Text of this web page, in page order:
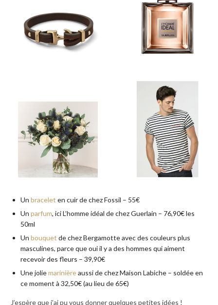
Un bracelet en cuir de chez Fossil – 55€
Un parfum, ici L’homme idéal de chez Guerlain – 76,90€ les
50ml
Un bouquet de chez Bergamotte avec des couleurs plus
masculines, parce que oui il y a des hommes qui aiment
recevoir des fleurs – 39,90€
Une joliemarinièreaussi de chez Maison Labiche – soldée en
ce moment à 32,50€ (au lieu de 65€)
J’espère que j’ai pu vous donner quelques petites idées !